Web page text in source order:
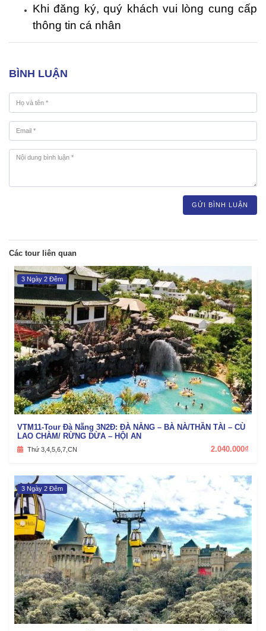
Khi đăng ký, quý khách vui lòng cung cấp
thông tin cá nhân
BÌNH LUẬN
GỬI BÌNH LUẬN
Các tour liên quan
3 Ngày 2 Đêm
VTM11-Tour Đà Nẵng 3N2Đ: ĐÀ NẴNG – BÀ NÀ/THẦN TÀI – CÙ
LAO CHÀM/ RỪNG DỪA – HỘI AN
Thứ 3,4,5,6,7,CN 2.040.000₫
3 Ngày 2 Đêm